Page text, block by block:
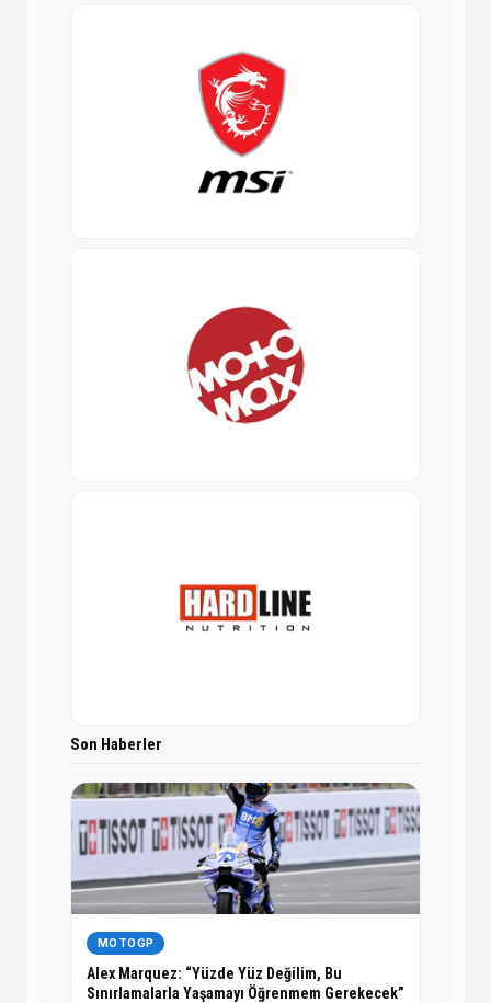
Son Haberler
MOTOGP
Alex Marquez: “Yüzde Yüz Değilim, Bu
Sınırlamalarla Yaşamayı Öğrenmem Gerekecek”